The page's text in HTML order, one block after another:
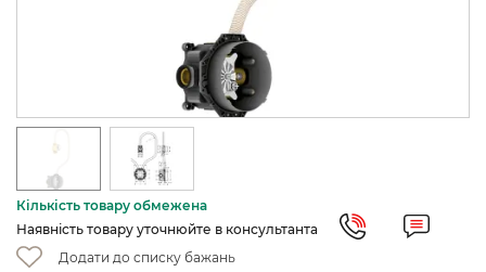
Кількість товару обмежена
Наявність товару уточнюйте в консультанта
Додати до списку бажань